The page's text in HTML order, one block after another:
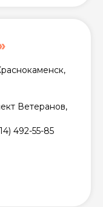
Ветеранов,
492-55-85